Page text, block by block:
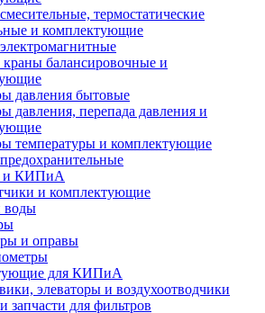
термостатические
и комплектующие
балансировочные и
давления бытовые
давления, перепада давления и
температуры и комплектующие
и КИПиА
и комплектующие
воды
и оправы
для КИПиА
элеваторы и воздухоотводчики
запчасти для фильтров